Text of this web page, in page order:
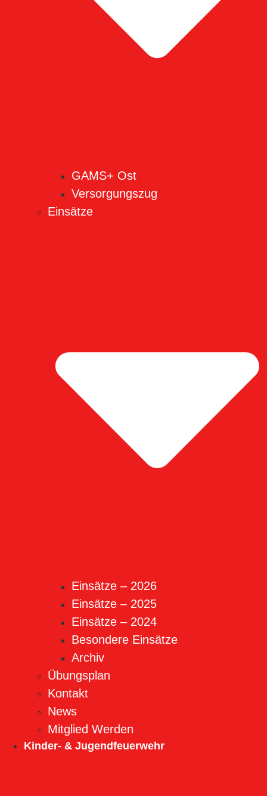
GAMS+ Ost
Versorgungszug
Einsätze
Einsätze – 2026
Einsätze – 2025
Einsätze – 2024
Besondere Einsätze
Archiv
Übungsplan
Kontakt
News
Mitglied Werden
Kinder- & Jugendfeuerwehr